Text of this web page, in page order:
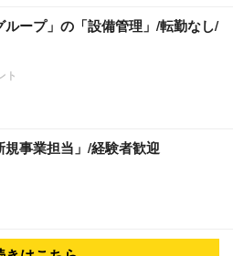
ープ」の「設備管理」/転勤なし/
ト
規事業担当」/経験者歓迎